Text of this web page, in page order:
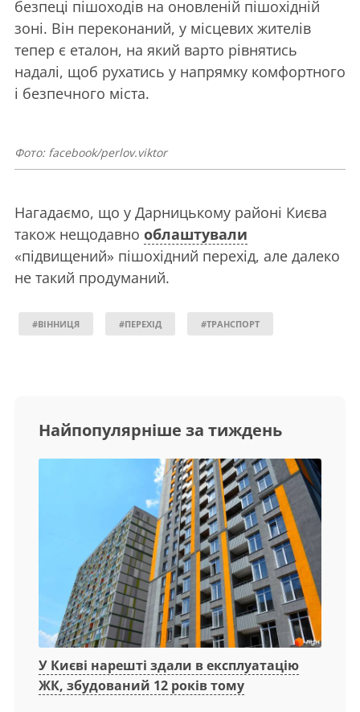
безпеці пішоходів на оновленій пішохідній
зоні. Він переконаний, у місцевих жителів
тепер є еталон, на який варто рівнятись
надалі, щоб рухатись у напрямку комфортного
і безпечного міста.
Фото: facebook/perlov.viktor
Нагадаємо, що у Дарницькому районі Києва
також нещодавно облаштували
«підвищений» пішохідний перехід, але далеко
не такий продуманий.
#ВІННИЦЯ #ПЕРЕХІД #ТРАНСПОРТ
Найпопулярніше за тиждень
У Києві нарешті здали в експлуатацію
ЖК, збудований 12 років тому